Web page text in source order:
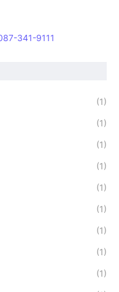
341-9111
(1)
(1)
(1)
(1)
(1)
(1)
(1)
(1)
(1)